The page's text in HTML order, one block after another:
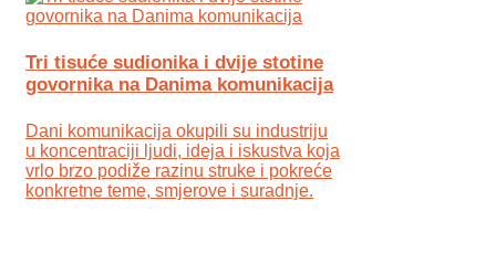
Tri tisuće sudionika i dvije stotine
govornika na Danima komunikacija
Dani komunikacija okupili su industriju
u koncentraciji ljudi, ideja i iskustva koja
vrlo brzo podiže razinu struke i pokreće
konkretne teme, smjerove i suradnje.